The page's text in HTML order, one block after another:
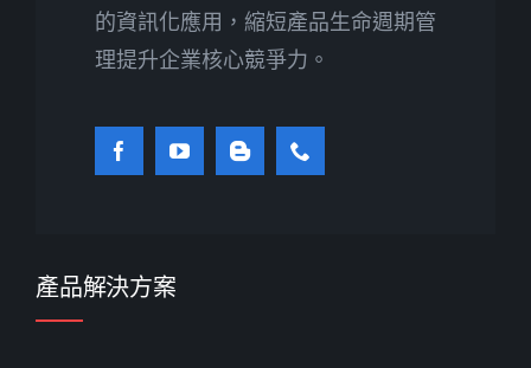
的資訊化應用，縮短產品生命週期管
理提升企業核心競爭力。
產品解決方案